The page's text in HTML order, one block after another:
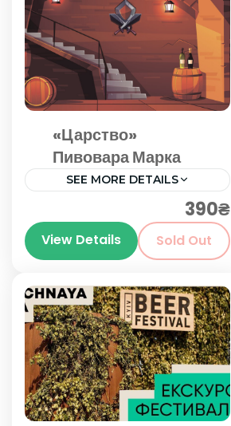
«Царство»
Пивовара Марка
SEE MORE DETAILS
390₴
View Details Sold Out